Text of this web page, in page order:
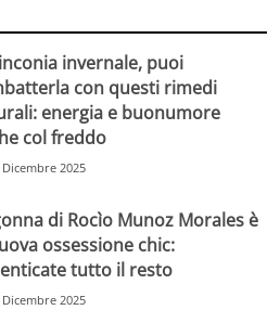
invernale, puoi
con questi rimedi
energia e buonumore
col freddo
Dicembre 2025
di Rocìo Munoz Morales è
ossessione chic:
tutto il resto
Dicembre 2025